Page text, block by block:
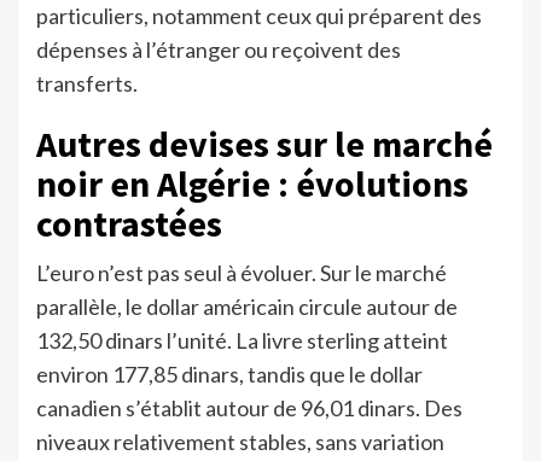
particuliers, notamment ceux qui préparent des
dépenses à l’étranger ou reçoivent des
transferts.
Autres devises sur le marché
noir en Algérie : évolutions
contrastées
L’euro n’est pas seul à évoluer. Sur le marché
parallèle, le dollar américain circule autour de
132,50 dinars l’unité. La livre sterling atteint
environ 177,85 dinars, tandis que le dollar
canadien s’établit autour de 96,01 dinars. Des
niveaux relativement stables, sans variation